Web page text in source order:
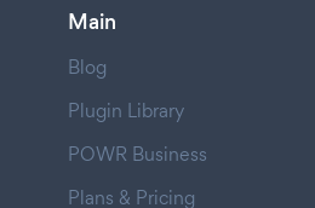
Main
Blog
Plugin Library
POWR Business
Plans & Pricing